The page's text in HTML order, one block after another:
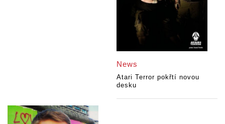
News
Atari Terror pokřtí novou
desku